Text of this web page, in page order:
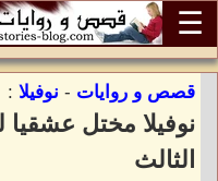
☰
قصص و روايات - نوفيلا :
نوفيلا مختل عشقيا
الثالث